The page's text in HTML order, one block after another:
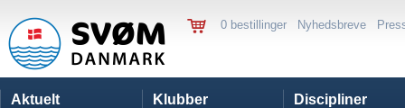
0 bestillinger Nyhedsbreve
Aktuelt Klubber Discipliner